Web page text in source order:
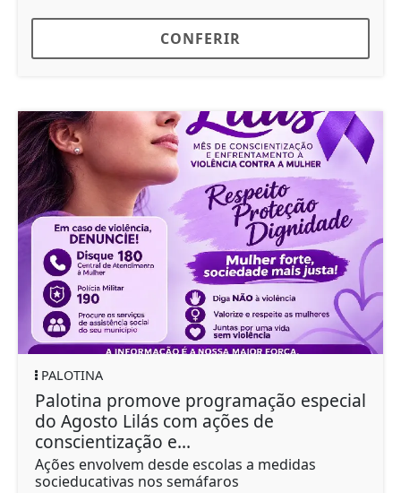
CONFERIR
PALOTINA
Palotina promove programação especial
do Agosto Lilás com ações de
conscientização e...
Ações envolvem desde escolas a medidas
socieducativas nos semáfaros